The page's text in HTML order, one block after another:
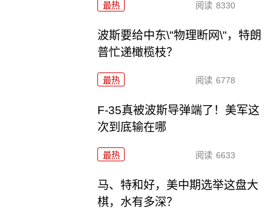
最热 阅读 8330
波斯要给中东\"物理断网\"，特朗
普忙递橄榄枝？
最热 阅读 6778
F-35真被波斯导弹端了！美军这
次到底输在哪
最热 阅读 6633
马、特和好，美中期选举这盘大
棋，水有多深？